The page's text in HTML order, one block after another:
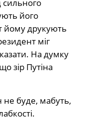
сильного
його
йому друкують
міг
На думку
зір Путіна
не буде, мабуть,